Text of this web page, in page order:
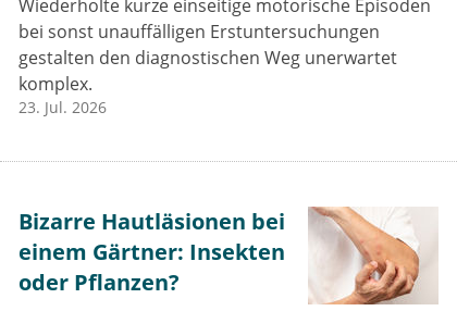
Wiederholte kurze einseitige motorische Episoden
bei sonst unauffälligen Erstuntersuchungen
gestalten den diagnostischen Weg unerwartet
komplex.
23. Jul. 2026
Bizarre Hautläsionen bei
einem Gärtner: Insekten
oder Pflanzen?